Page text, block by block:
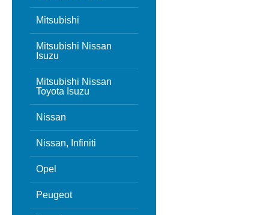
Mitsubishi
Mitsubishi Nissan
Isuzu
Mitsubishi Nissan
Toyota Isuzu
Nissan
Nissan, Infiniti
Opel
Peugeot